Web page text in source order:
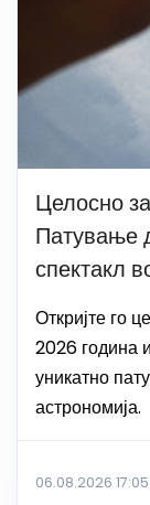
Целосно
Патување
спектакл
Откријте го
2026 година
уникатно
астрономија.
06.08.2026 17:05